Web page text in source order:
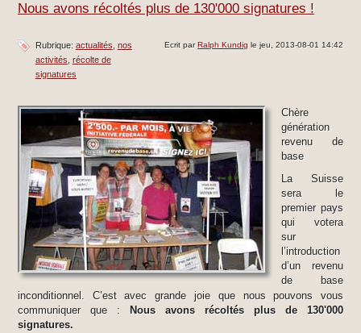
Nous avons récoltés plus de 130'000 signatures !
Ecrit parRalph Kundig le jeu, 2013-08-01 14:42
Rubrique: actualités nos
activités récolte de
signatures
Chère
génération
revenu de
base
La Suisse
sera le
premier pays
qui votera
sur
l’introduction
d’un revenu
de base
inconditionnel. C’est avec grande joie que nous pouvons vous
communiquer que :
Nous avons récoltés plus de 130'000
signatures.